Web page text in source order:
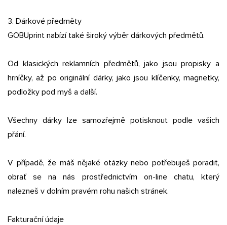
3. Dárkové předměty
GOBUprint nabízí také široký výběr dárkových předmětů.
Od klasických reklamních předmětů, jako jsou propisky a
hrníčky, až po originální dárky, jako jsou klíčenky, magnetky,
podložky pod myš a další.
Všechny dárky lze samozřejmě potisknout podle vašich
přání.
V případě, že máš nějaké otázky nebo potřebuješ poradit,
obrať se na nás prostřednictvím on-line chatu, který
nalezneš v dolním pravém rohu našich stránek.
Fakturační údaje